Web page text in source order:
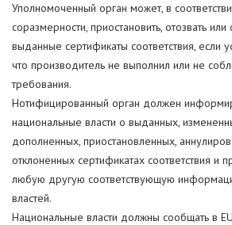
Уполномоченный орган может, в
соразмерности, приостановить, отозвать или
выданные сертификаты соответствия, если
что производитель не выполнил или не
требования.
Нотифицированный орган должен
национальные власти о выданных,
дополненных, приостановленных,
отклоненных сертификатах соответствия и
любую другую соответствующую
властей.
Национальные власти должны сообщать в